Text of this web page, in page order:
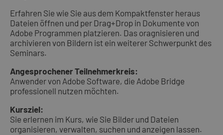
Erfahren Sie wie Sie aus dem Kompaktfenster heraus
Dateien öffnen und per Drag+Drop in Dokumente von
Adobe Programmen platzieren. Das oragnisieren und
archivieren von Bildern ist ein weiterer Schwerpunkt des
Seminars.
Angesprochener Teilnehmerkreis:
Anwender von Adobe Software, die Adobe Bridge
professionell nutzen möchten.
Kursziel:
Sie erlernen im Kurs, wie Sie Bilder und Dateien
organisieren, verwalten, suchen und anzeigen lassen.